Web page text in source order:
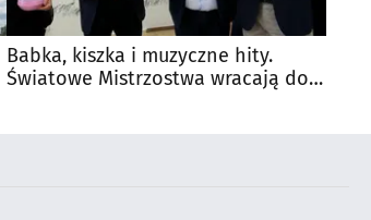
Babka, kiszka i muzyczne hity.
Światowe Mistrzostwa wracają do